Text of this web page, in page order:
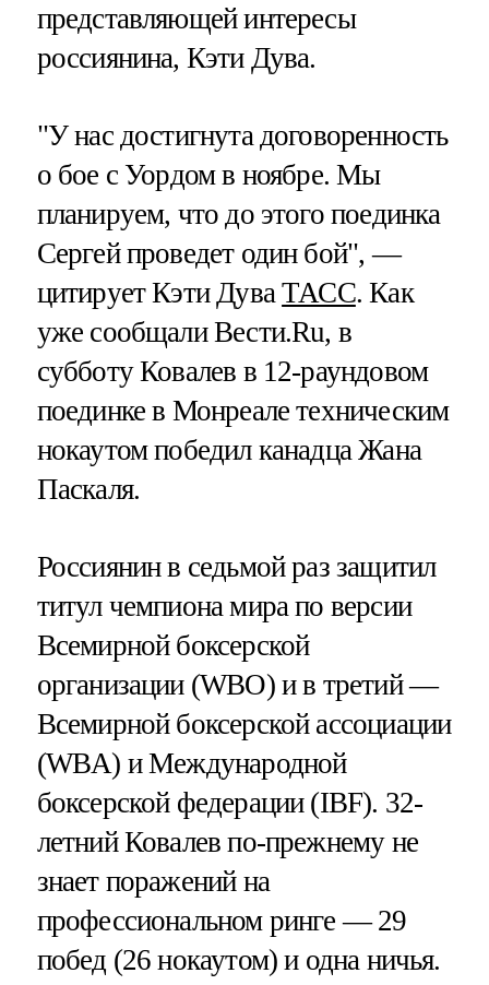
представляющей интересы
россиянина, Кэти Дува.
"У нас достигнута договоренность
о бое с Уордом в ноябре. Мы
планируем, что до этого поединка
Сергей проведет один бой", —
цитирует Кэти ДуваТАСС. Как
уже сообщали Вести.Ru, в
субботу Ковалев в 12-раундовом
поединке в Монреале техническим
нокаутом победил канадца Жана
Паскаля.
Россиянин в седьмой раз защитил
титул чемпиона мира по версии
Всемирной боксерской
организации (WBO) и в третий —
Всемирной боксерской ассоциации
(WBA) и Международной
боксерской федерации (IBF). 32-
летний Ковалев по-прежнему не
знает поражений на
профессиональном ринге — 29
побед (26 нокаутом) и одна ничья.